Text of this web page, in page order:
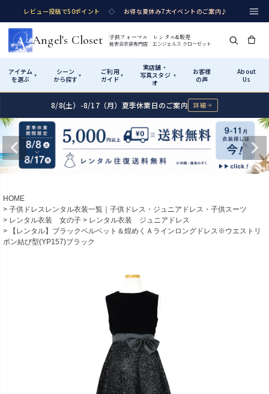
レビュー投稿で50ポイント ◇ お得な夏休み7大イベントのご案内♪
Angel's Closet 子供フォーマル レンタル&販売
発表会衣装専門店 エンジェルス クローゼット
アイテム
を選ぶ
▾
シーン
から探す ▾
ご利用
ガイド ▾
実店舗・
写真スタジ
オ
▾
お客様
の声
About
Us
Shop by Category アイテムから探す
カテゴリ詳細→ サイズで選ぶ →
Rentalレンタル
女の子ドレス
Shop by Occasion シーンから探す
性別・サイズで絞り込む→
発表会・コンクール
Wedding
結婚式
フラワーガール・リングボーイ・ゲ
スト
How It Works ご利用ガイド
Startはじめに
01
02 サイズの選び方
測り方と目安
Visit Us 実店舗・写真スタジオ
実店舗 つくば店
茨城県土浦市大町14-16-1F
10:00–18:00（完全予約制）
8/8(土）-8/17（月）夏季休業日のご案内 詳細
HOME
子供ドレスレンタル衣装一覧｜子供ドレス・ジュニアドレス・子供スーツ
レンタル衣装 女の子
レンタル衣装 ジュニアドレス
【レンタル】ブラックベルベット＆煌めくＡラインロングドレス※ウエストリ
ボン結び型(YP157)ブラック